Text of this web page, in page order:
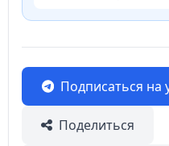
Подписаться на
Поделиться